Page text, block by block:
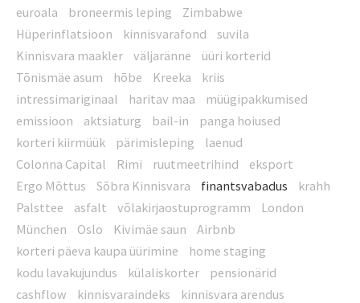
euroala
broneermis leping
Zimbabwe
Hüperinflatsioon
kinnisvarafond
suvila
Kinnisvara maakler
väljaränne
üüri korterid
Tõnismäe asum
hõbe Kreeka
kriis
intressimariginaal
haritav maa
müügipakkumised
emissioon
aktsiaturg bail-in
panga hoiused
korteri kiirmüük
pärimisleping
laenud
Colonna Capital
Rimi ruutmeetrihind
eksport
Ergo Mõttus
Sõbra Kinnisvara finantsvabadus
krahh
Palsttee
asfalt võlakirjaostuprogramm
London
München
Oslo Kivimäe saun
Airbnb
korteri päeva kaupa üürimine
home staging
kodu lavakujundus
külaliskorter
pensionärid
cashflow
kinnisvaraindeks
kinnisvara arendus